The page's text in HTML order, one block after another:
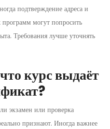
подтверждение адреса и
программ могут попросить
Требования лучше уточнять
курс выдаёт
экзамен или проверка
признают. Иногда важнее